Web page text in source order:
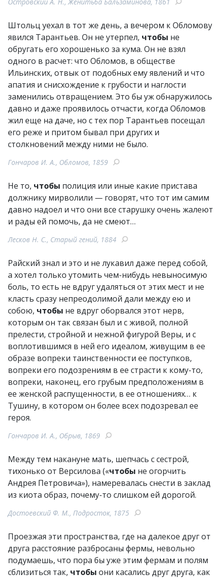
Штольц уехал в тот же день, а вечером к Обломову
явился Тарантьев. Он не утерпел, чтобы не
обругать его хорошенько за кума. Он не взял
одного в расчет: что Обломов, в обществе
Ильинских, отвык от подобных ему явлений и что
апатия и снисхождение к грубости и наглости
заменились отвращением. Это бы уж обнаружилось
давно и даже проявилось отчасти, когда Обломов
жил еще на даче, но с тех пор Тарантьев посещал
его реже и притом бывал при других и
столкновений между ними не было.
Гончаров И. А., Обломов, 1859
Не то, чтобы полиция или иные какие пристава
должнику мирволили — говорят, что тот им самим
давно надоел и что они все старушку очень жалеют
и рады ей помочь, да не смеют…
Лесков Н. С., Старый гений, 1884
Райский знал и это и не лукавил даже перед собой,
а хотел только утомить чем-нибудь невыносимую
боль, то есть не вдруг удаляться от этих мест и не
класть сразу непреодолимой дали между ею и
собою, чтобы не вдруг оборвался этот нерв,
которым он так связан был и с живой, полной
прелести, стройной и нежной фигурой Веры, и с
воплотившимся в ней его идеалом, живущим в ее
образе вопреки таинственности ее поступков,
вопреки его подозрениям в ее страсти к кому-то,
вопреки, наконец, его грубым предположениям в
ее женской распущенности, в ее отношениях… к
Тушину, в котором он более всех подозревал ее
героя.
Гончаров И. А., Обрыв, 1869
Между тем накануне мать, шепчась с сестрой,
тихонько от Версилова («чтобы не огорчить
Андрея Петровича»), намеревалась снести в заклад
из киота образ, почему-то слишком ей дорогой.
Достоевский Ф. М., Подросток, 1875
Проезжая эти пространства, где на далекое друг от
друга расстояние разбросаны фермы, невольно
подумаешь, что пора бы уже этим фермам и полям
сблизиться так, чтобы они касались друг друга, как